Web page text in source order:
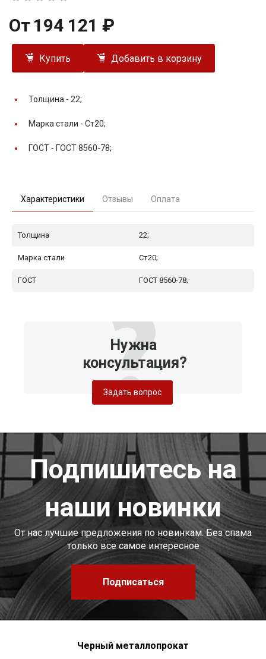
От 194 121 ₽
Купить Добавить в корзину
Толщина - 22;
Марка стали - Ст20;
ГОСТ - ГОСТ 8560-78;
Характеристики Отзывы Оплата
Толщина 22;
Марка стали Ст20;
ГОСТ ГОСТ 8560-78;
Нужна
консультация?
Задать вопрос
Подпишитесь на
наши новинки
От нас лучшие предложения по новинкам. Без спама
только все самое интересное
Подписаться
Черный металлопрокат